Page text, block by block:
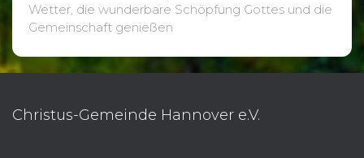
Wetter, die wunderbare Schöpfung Gottes und die
Gemeinschaft genießen
Christus-Gemeinde Hannover e.V.